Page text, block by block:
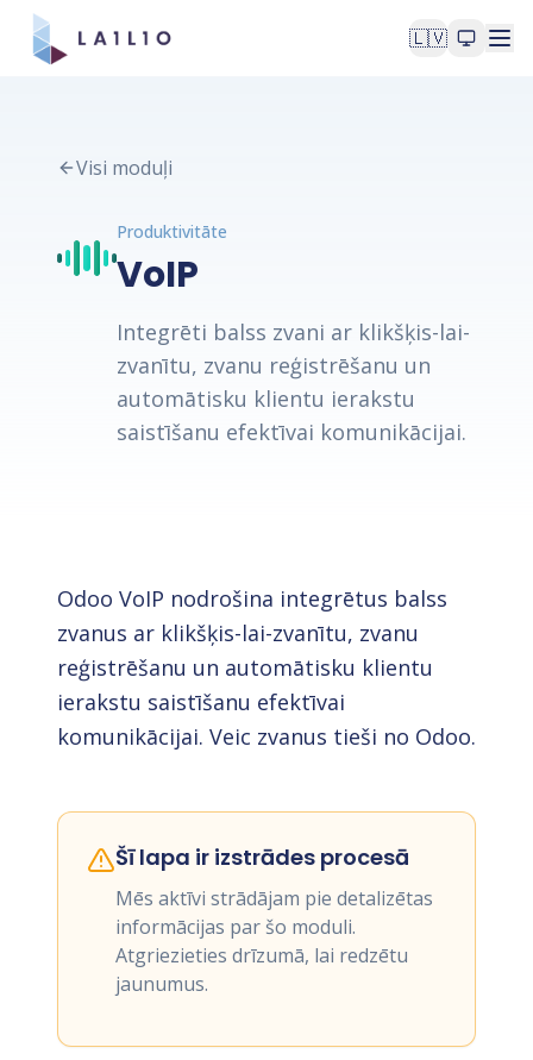
🇱🇻
Visi moduļi
Produktivitāte
VoIP
Integrēti balss zvani ar klikšķis-lai-
zvanītu, zvanu reģistrēšanu un
automātisku klientu ierakstu
saistīšanu efektīvai komunikācijai.
Odoo VoIP nodrošina integrētus balss
zvanus ar klikšķis-lai-zvanītu, zvanu
reģistrēšanu un automātisku klientu
ierakstu saistīšanu efektīvai
komunikācijai. Veic zvanus tieši no Odoo.
Šī lapa ir izstrādes procesā
Mēs aktīvi strādājam pie detalizētas
informācijas par šo moduli.
Atgriezieties drīzumā, lai redzētu
jaunumus.